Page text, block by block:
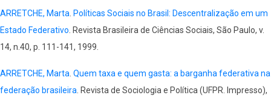
ARRETCHE, Marta Políticas Sociais no Brasil: Descentralização em um
Estado Federativo . Revista Brasileira de Ciências Sociais, São Paulo, v.
14, n.40, p. 111-141, 1999.
ARRETCHE, Marta Quem taxa e quem gasta: a barganha federativa na
federação brasileira . Revista de Sociologia e Política (UFPR. Impresso),